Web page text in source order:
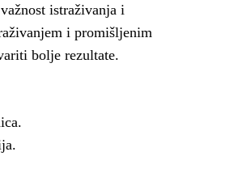
istraživanja i
i promišljenim
bolje rezultate.